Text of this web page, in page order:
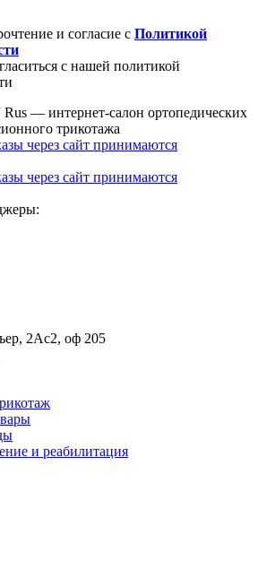
и согласие с Политикой
с нашей политикой
— интернет-салон ортопедических
трикотажа
через сайт принимаются
через сайт принимаются
2Ас2, оф 205
и реабилитация